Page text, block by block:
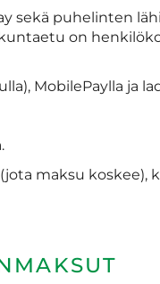
sekä puhelinten
on
MobilePaylla ja
maksu koskee),